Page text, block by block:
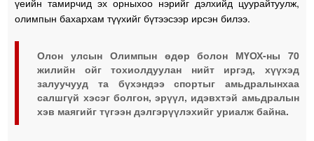
олимпын бахархам түүхийг бүтээсээр ирсэн билээ.
Олон улсын Олимпын өдөр болон МҮОХ-ны 70
жилийн ойг тохиолдуулан нийт иргэд, хүүхэд
залуучууд та бүхэндээ спортыг амьдралынхаа
салшгүй хэсэг болгон, эрүүл, идэвхтэй амьдралын
хэв маягийг түгээн дэлгэрүүлэхийг уриалж байна.